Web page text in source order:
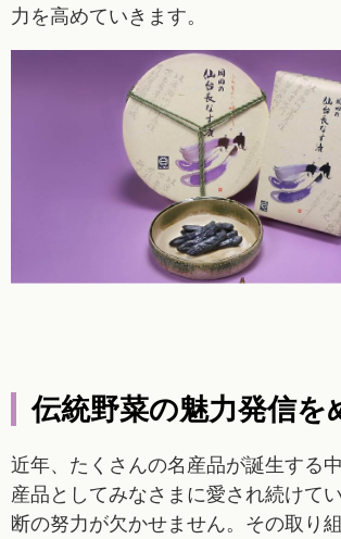
力を高めていきます。
伝統野菜の魅力発信を
近年、たくさんの名産品が誕生する
産品としてみなさまに愛され続けて
断の努力が欠かせません。その取り